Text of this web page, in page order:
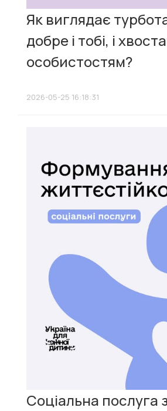
Як виглядає
добре і тобі, і
особистостям?
2026-05-25 16:18:31
Соціальна послуга